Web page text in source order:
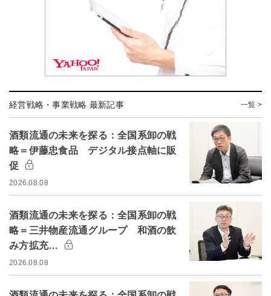
経営戦略・事業戦略 最新記事 一覧 >
酒類流通の未来を探る：全国系卸の戦
略＝伊藤忠食品 デジタル接点軸に販
促
2026.08.08
酒類流通の未来を探る：全国系卸の戦
略＝三井物産流通グループ 和酒の飲
み方拡充…
2026.08.08